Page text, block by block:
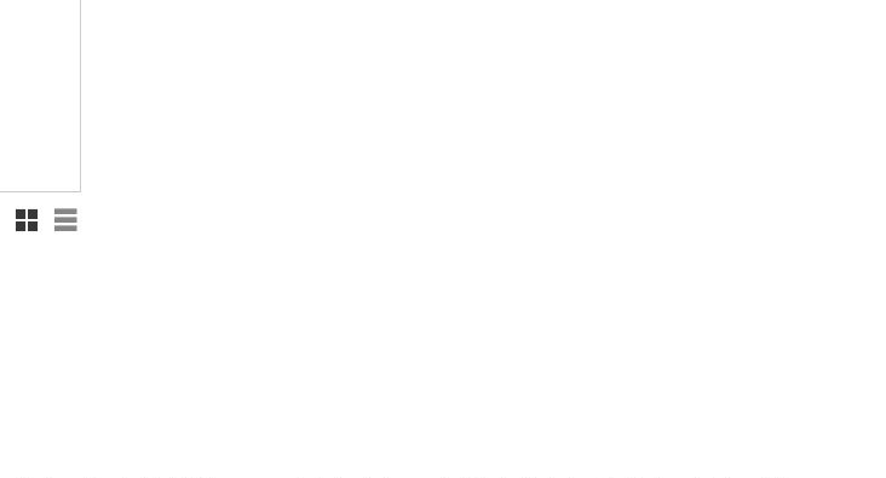
Rutnätsvy
Listvy